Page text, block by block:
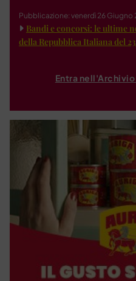
Pubblicazione: venerdì 26 Giugno
Bandi e concorsi: le ultime
della Repubblica Italiana del
Entra